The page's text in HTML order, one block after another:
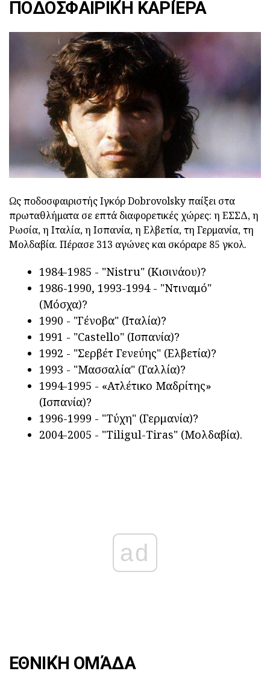
ΠΟΔΟΣΦΑΙΡΙΚΉ ΚΑΡΙΈΡΑ
Ως ποδοσφαιριστής Ιγκόρ Dobrovolsky παίξει στα
πρωταθλήματα σε επτά διαφορετικές χώρες: η ΕΣΣΔ, η
Ρωσία, η Ιταλία, η Ισπανία, η Ελβετία, τη Γερμανία, τη
Μολδαβία. Πέρασε 313 αγώνες και σκόραρε 85 γκολ.
1984-1985 - "Nistru" (Κισινάου)?
1986-1990, 1993-1994 - "Ντιναμό"
(Μόσχα)?
1990 - "Γένοβα" (Ιταλία)?
1991 - "Castello" (Ισπανία)?
1992 - "Σερβέτ Γενεύης" (Ελβετία)?
1993 - "Μασσαλία" (Γαλλία)?
1994-1995 - «Ατλέτικο Μαδρίτης»
(Ισπανία)?
1996-1999 - "Τύχη" (Γερμανία)?
2004-2005 - "Tiligul-Tiras" (Μολδαβία).
ad
ΕΘΝΙΚΉ ΟΜΆΔΑ